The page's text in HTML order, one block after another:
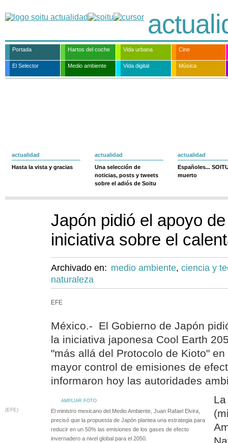
Portada Hartos del coche Vida urbana Cine
El Selector Medio ambiente Vida digital Música
actualidad
Hasta la vista y gracias
actualidad
Una selección de
noticias, posts y tweets
sobre el adiós de Soitu
actualidad
Españoles...
muerto
Japón pidió el apoyo
iniciativa sobre el
Archivado en: medio ambiente, ciencia y
naturaleza
EFE
México.- El Gobierno de Japón
la iniciativa japonesa Cool Earth
"más allá del Protocolo de Kioto"
mayor control de emisiones de
informaron hoy las autoridades
AMPLIAR FOTO
(EFE)
El ministro mexicano del Medio Ambiente, Juan Rafael Elvira,
precisó que la propuesta de Japón plantea una estrategia para
reducir en un 50% las emisiones de los gases de efecto
invernadero a nivel global para el 2050.